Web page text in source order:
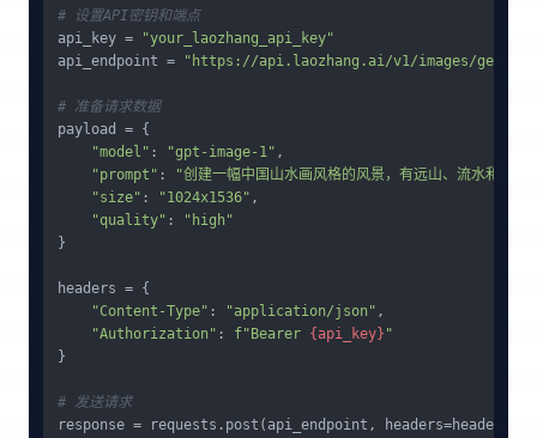
# 设置API密钥和端点
api_key =
"your_laozhang_api_key"
api_endpoint =
"https://api.laozhang.ai/v1/images/
# 准备请求数据
payload = {
"model" : "gpt-image-1" ,
"prompt" :
"创建一幅中国山水画风格的风景，有远山、流水和亭台
"size" : "1024x1536" ,
"quality" :
"high"
}
headers = {
"Content-Type" : "application/json" ,
"Authorization" : f"Bearer {api_key} "
}
# 发送请求
response = requests.post(api_endpoint, headers=headers,